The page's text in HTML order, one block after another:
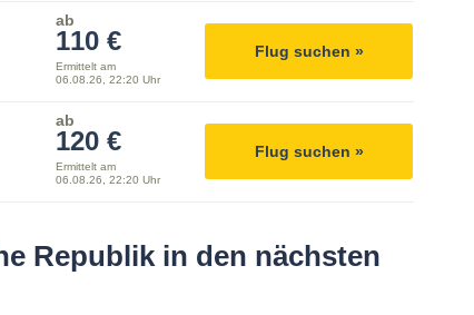
ab
110 €
Ermittelt am
06.08.26, 22:20 Uhr
Flug suchen »
ab
120 €
Ermittelt am
06.08.26, 22:20 Uhr
Flug suchen »
Republik in den nächsten